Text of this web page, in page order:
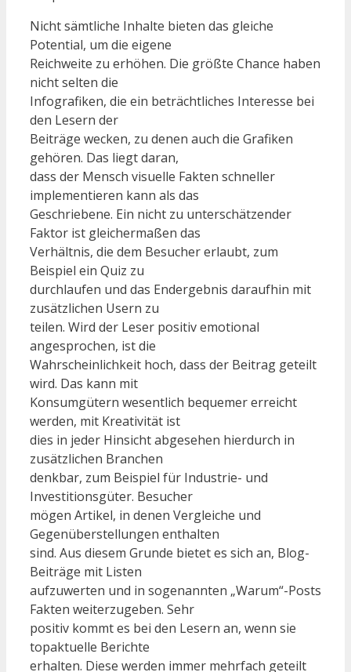
Nicht sämtliche Inhalte bieten das gleiche
Potential, um die eigene
Reichweite zu erhöhen. Die größte Chance haben
nicht selten die
Infografiken, die ein beträchtliches Interesse bei
den Lesern der
Beiträge wecken, zu denen auch die Grafiken
gehören. Das liegt daran,
dass der Mensch visuelle Fakten schneller
implementieren kann als das
Geschriebene. Ein nicht zu unterschätzender
Faktor ist gleichermaßen das
Verhältnis, die dem Besucher erlaubt, zum
Beispiel ein Quiz zu
durchlaufen und das Endergebnis daraufhin mit
zusätzlichen Usern zu
teilen. Wird der Leser positiv emotional
angesprochen, ist die
Wahrscheinlichkeit hoch, dass der Beitrag geteilt
wird. Das kann mit
Konsumgütern wesentlich bequemer erreicht
werden, mit Kreativität ist
dies in jeder Hinsicht abgesehen hierdurch in
zusätzlichen Branchen
denkbar, zum Beispiel für Industrie- und
Investitionsgüter. Besucher
mögen Artikel, in denen Vergleiche und
Gegenüberstellungen enthalten
sind. Aus diesem Grunde bietet es sich an, Blog-
Beiträge mit Listen
aufzuwerten und in sogenannten „Warum“-Posts
Fakten weiterzugeben. Sehr
positiv kommt es bei den Lesern an, wenn sie
topaktuelle Berichte
erhalten. Diese werden immer mehrfach geteilt